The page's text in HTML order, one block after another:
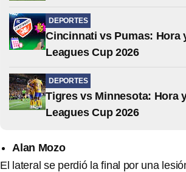
DEPORTES
Cincinnati vs Pumas: Hora
Leagues Cup 2026
DEPORTES
Tigres vs Minnesota: Hora
Leagues Cup 2026
Alan Mozo
El lateral se perdió la final por una